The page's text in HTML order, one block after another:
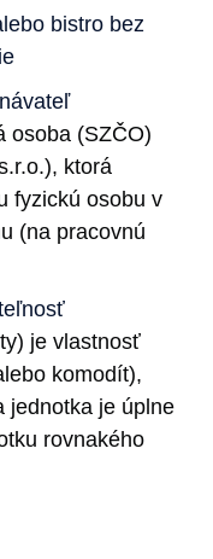
bistro bez
osoba (SZČO)
ktorá
fyzickú osobu v
(na pracovnú
je vlastnosť
komodít),
jednotka je úplne
rovnakého